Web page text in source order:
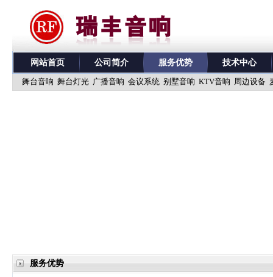
网站首页 公司简介 服务优势 技术中心
舞台音响 舞台灯光 广播音响 会议系统 别墅音响 KTV音响 周边设备
服务优势